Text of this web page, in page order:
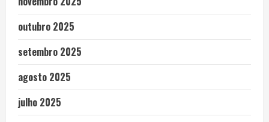
outubro 2025
setembro 2025
agosto 2025
julho 2025